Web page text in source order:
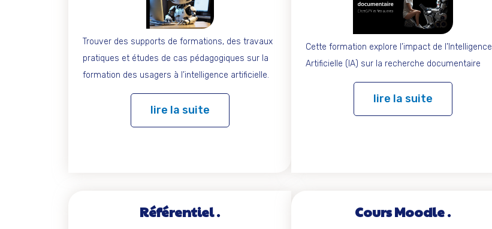
Trouver des supports de formations, des travaux
pratiques et études de cas pédagogiques sur la
formation des usagers à l’intelligence artificielle.
lire la suite
Cette formation explore l’impact de l’Intelligence
Artificielle (IA) sur la recherche documentaire
lire la suite
Référentiel Cours Moodle